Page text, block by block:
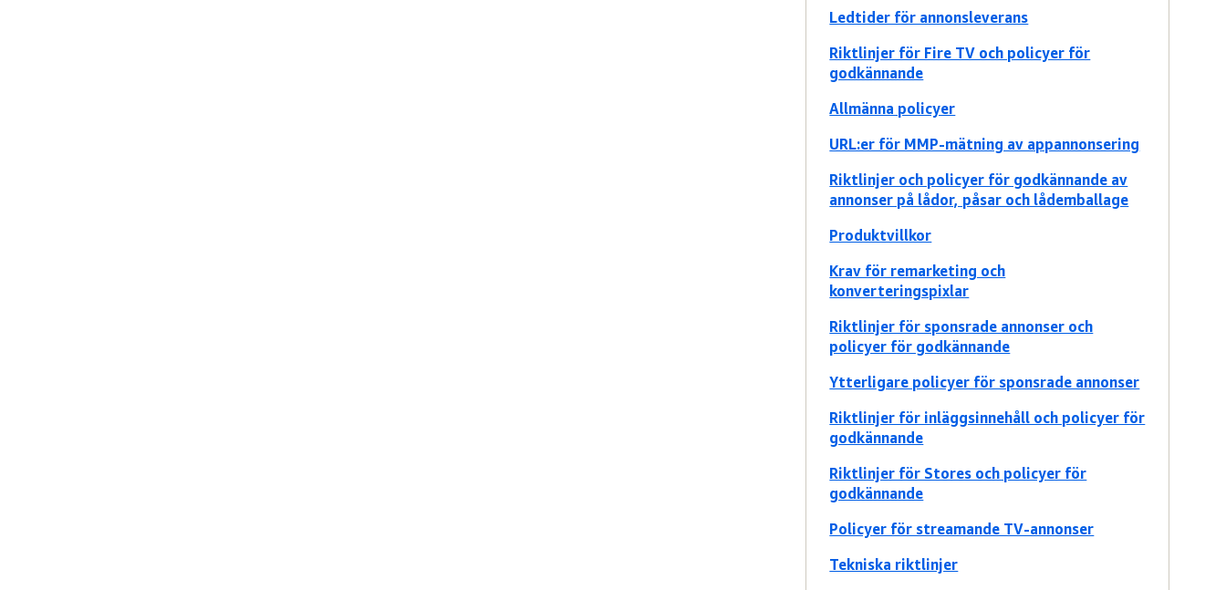
Ledtider för annonsleverans
Riktlinjer för Fire TV och policyer för
godkännande
Allmänna policyer
URL:er för MMP-mätning av appannonsering
Riktlinjer och policyer för godkännande av
annonser på lådor, påsar och lådemballage
Produktvillkor
Krav för remarketing och
konverteringspixlar
Riktlinjer för sponsrade annonser och
policyer för godkännande
Ytterligare policyer för sponsrade annonser
Riktlinjer för inläggsinnehåll och policyer för
godkännande
Riktlinjer för Stores och policyer för
godkännande
Policyer för streamande TV-annonser
Tekniska riktlinjer